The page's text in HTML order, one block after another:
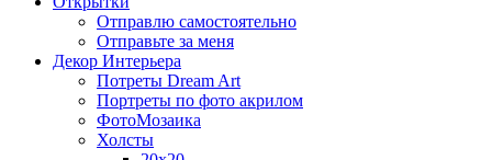
Отправлю самостоятельно
Отправьте за меня
Декор Интерьера
Потреты Dream Art
Портреты по фото акрилом
ФотоМозаика
Холсты